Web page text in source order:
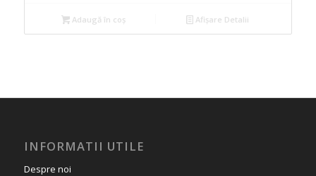
Adaugă în coș Afișare Detalii
INFORMATII UTILE
Despre noi